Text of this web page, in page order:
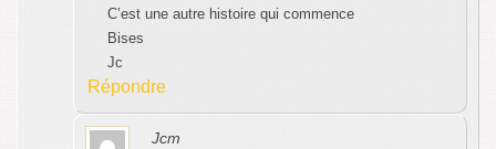
C’est une autre histoire qui commence
Bises
Jc
Répondre
Jcm